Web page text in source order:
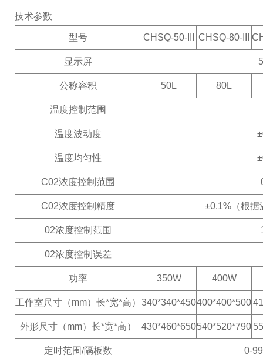
技术参数
型号 CHSQ-50-III CHSQ-80-III
显示屏
公称容积 50L 80L
温度控制范围
温度波动度
温度均匀性
C02浓度控制范围
C02浓度控制精度 ±0.1%（根据
02浓度控制范围
02浓度控制误差
功率 350W 400W
工作室尺寸（mm）长*宽*高） 340*340*450400*400*500
外形尺寸（mm）长*宽*高） 430*460*650540*520*790
定时范围/隔板数 0-